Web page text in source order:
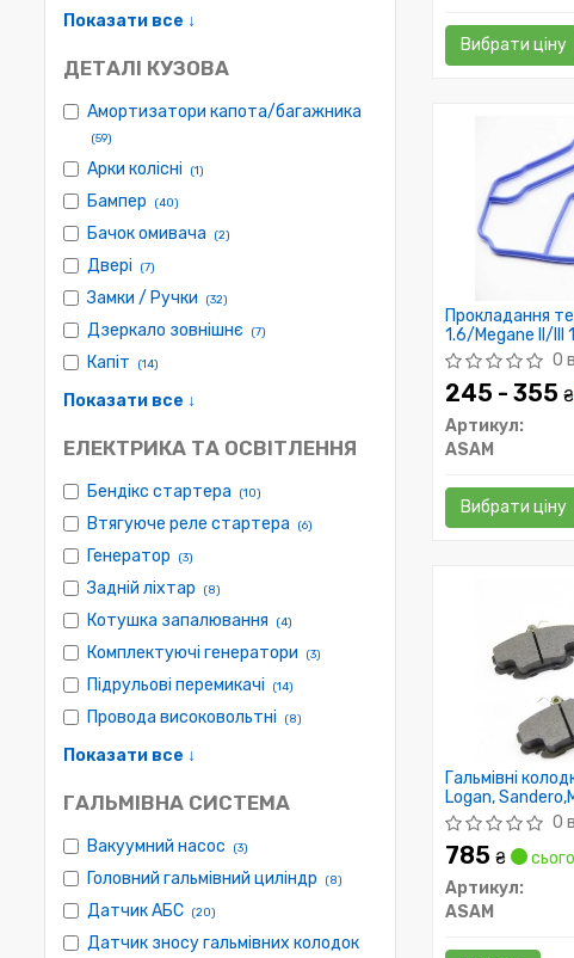
Показати все ↓
ДЕТАЛІ КУЗОВА
Амортизатори капота/багажника
(59)
Арки колісні (1)
Бампер (40)
Бачок омивача (2)
Двері (7)
Замки / Ручки (32)
Дзеркало зовнішнє (7)
Капіт (14)
Показати все ↓
ЕЛЕКТРИКА ТА ОСВІТЛЕННЯ
Бендікс стартера (10)
Втягуюче реле стартера (6)
Генератор (3)
Задній ліхтар (8)
Котушка запалювання (4)
Комплектуючі генератори (3)
Підрульові перемикачі (14)
Провода високовольтні (8)
Показати все ↓
ГАЛЬМІВНА СИСТЕМА
Вакуумний насос (3)
Головний гальмівний циліндр (8)
Датчик АБС (20)
Датчик зносу гальмівних колодок
Вибрати ціну
Прокладання
1.6/Megane II/III
0
245 - 355 ₴
Артикул:
ASAM
Вибрати ціну
Гальмівні
Logan,
Largus 1.6
0
785 ₴
Артикул:
ASAM